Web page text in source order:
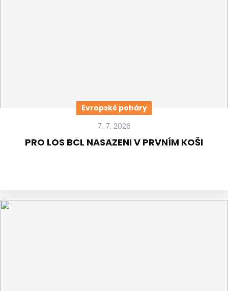
Evropské poháry
7. 7. 2026
PRO LOS BCL NASAZENI V PRVNÍM KOŠI